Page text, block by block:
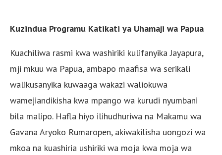
Kuzindua Programu Katikati ya Uhamaji wa Papua
Kuachiliwa rasmi kwa washiriki kulifanyika Jayapura,
mji mkuu wa Papua, ambapo maafisa wa serikali
walikusanyika kuwaaga wakazi waliokuwa
wamejiandikisha kwa mpango wa kurudi nyumbani
bila malipo. Hafla hiyo ilihudhuriwa na Makamu wa
Gavana Aryoko Rumaropen, akiwakilisha uongozi wa
mkoa na kuashiria ushiriki wa moja kwa moja wa